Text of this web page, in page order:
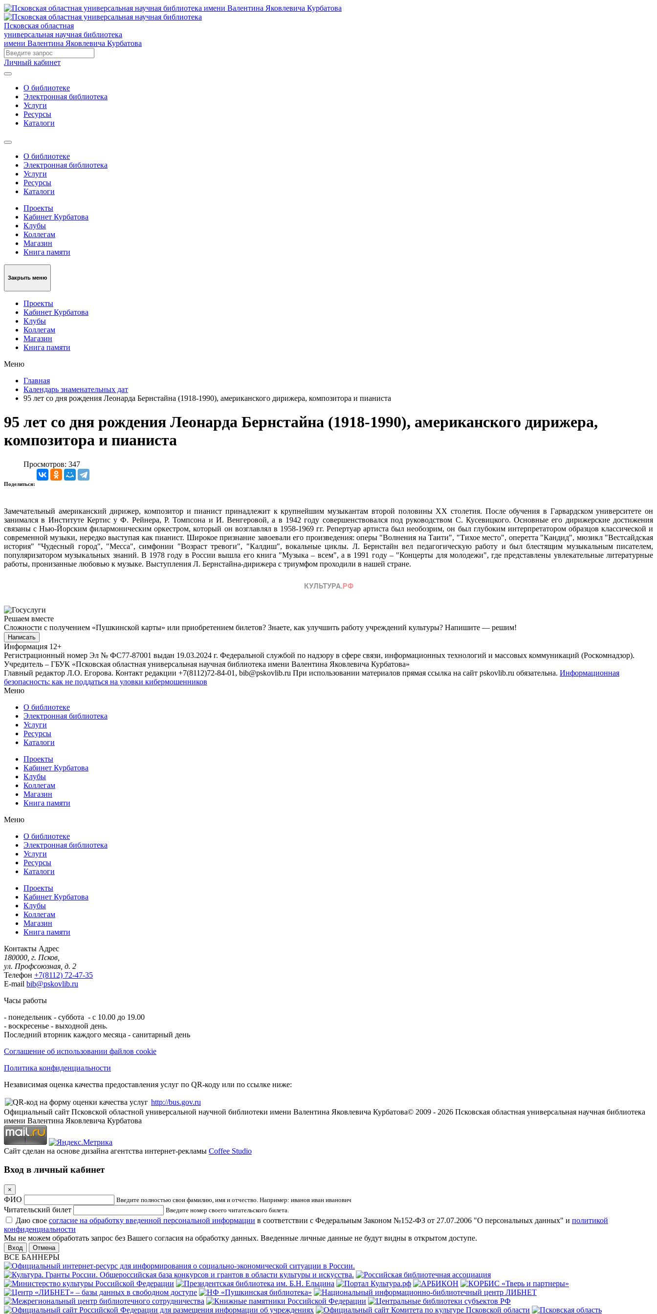
Псковская областная
универсальная научная библиотека
имени Валентина Яковлевича Курбатова
Личный кабинет
О библиотеке
Электронная библиотека
Услуги
Ресурсы
Каталоги
О библиотеке
Электронная библиотека
Услуги
Ресурсы
Каталоги
Проекты
Кабинет Курбатова
Клубы
Коллегам
Магазин
Книга памяти
Закрыть меню
Проекты
Кабинет Курбатова
Клубы
Коллегам
Магазин
Книга памяти
Меню
Главная
Календарь знаменательных дат
95 лет со дня рождения Леонарда Бернстайна (1918-1990), американского дирижера, композитора и пианиста
95 лет со дня рождения Леонарда Бернстайна (1918-1990), американского дирижера,
композитора и пианиста
Просмотров: 347
Поделиться:
Замечательный американский дирижер, композитор и пианист принадлежит к крупнейшим музыкантам второй половины XX столетия. После обучения в Гарвардском университете он
занимался в Институте Кертис у Ф. Рейнера, Р. Томпсона и И. Венгеровой, а в 1942 году совершенствовался под руководством С. Кусевицкого. Основные его дирижерские достижения
связаны с Нью-Йорским филармоническим оркестром, который он возглавлял в 1958-1969 гг. Репертуар артиста был необозрим, он был глубоким интерпретатором образцов классической и
современной музыки, нередко выступая как пианист. Широкое признание завоевали его произведения: оперы "Волнения на Таити", "Тихое место", оперетта "Кандид", мюзикл "Вестсайдская
история" "Чудесный город", "Месса", симфонии "Возраст тревоги", "Калдиш", вокальные циклы. Л. Бернстайн вел педагогическую работу и был блестящим музыкальным писателем,
популяризатором музыкальных знаний. В 1978 году в России вышла его книга "Музыка – всем", а в 1991 году – "Концерты для молодежи", где представлены увлекательные литературные
работы, пронизанные любовью к музыке. Выступления Л. Бернстайна-дирижера с триумфом проходили в нашей стране.
Решаем вместе
Сложности с получением «Пушкинской карты» или приобретением билетов? Знаете, как улучшить работу учреждений культуры? Напишите — решим!
Написать
Информация 12+
Регистрационный номер Эл № ФС77-87001 выдан 19.03.2024 г. Федеральной службой по надзору в сфере связи, информационных технологий и массовых коммуникаций (Роскомнадзор).
Учредитель – ГБУК «Псковская областная универсальная научная библиотека имени Валентина Яковлевича Курбатова»
Главный редактор Л.О. Егорова. Контакт редакции +7(8112)72-84-01, bib@pskovlib.ru При использовании материалов прямая ссылка на сайт pskovlib.ru обязательна. Информационная
безопасность: как не поддаться на уловки кибермошенников
Меню
О библиотеке
Электронная библиотека
Услуги
Ресурсы
Каталоги
Проекты
Кабинет Курбатова
Клубы
Коллегам
Магазин
Книга памяти
Меню
О библиотеке
Электронная библиотека
Услуги
Ресурсы
Каталоги
Проекты
Кабинет Курбатова
Клубы
Коллегам
Магазин
Книга памяти
Контакты Адрес
180000, г. Псков,
ул. Профсоюзная, д. 2
Телефон +7(8112) 72-47-35
E-mail bib@pskovlib.ru
Часы работы
- понедельник - суббота - с 10.00 до 19.00
- воскресенье - выходной день.
Последний вторник каждого месяца - санитарный день
Соглашение об использовании файлов cookie
Политика конфиденциальности
Независимая оценка качества предоставления услуг по QR-коду или по ссылке ниже:
http://bus.gov.ru
Официальный сайт Псковской областной универсальной научной библиотеки имени Валентина Яковлевича Курбатова© 2009 - 2026 Псковская областная универсальная научная библиотека
имени Валентина Яковлевича Курбатова
Сайт сделан на основе дизайна агентства интернет-рекламы Coffee Studio
Вход в личный кабинет
×
ФИО Введите полностью свои фамилию, имя и отчество. Например: иванов иван иванович
Читательский билет Введите номер своего читательского билета.
Даю свое согласие на обработку введенной персональной информации в соответствии с Федеральным Законом №152-ФЗ от 27.07.2006 "О персональных данных" и политикой
конфиденциальности
Мы не можем обработать запрос без Вашего согласия на обработку данных. Введенные личные данные не будут видны в открытом доступе.
Отмена
ВСЕ БАННЕРЫ